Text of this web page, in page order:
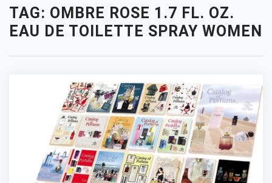
TAG: OMBRE ROSE 1.7 FL. OZ.
EAU DE TOILETTE SPRAY WOMEN